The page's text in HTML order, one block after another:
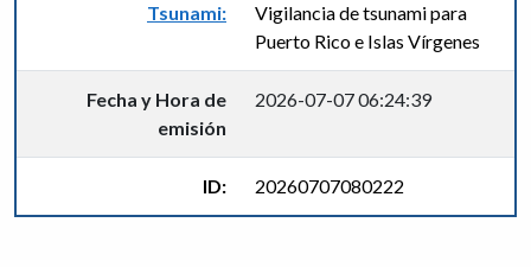
Tsunami:
Vigilancia de tsunami para
Puerto Rico e Islas Vírgenes
Fecha y Hora de
emisión
2026-07-07 06:24:39
ID: 20260707080222